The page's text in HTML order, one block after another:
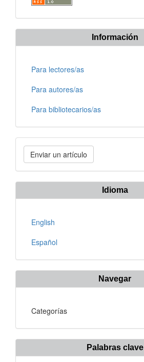
Información
Para lectores/as
Para autores/as
Para bibliotecarios/as
Enviar
un
artículo
Enviar un artículo
Idioma
English
Español
Navegar
Categorías
Palabras clave